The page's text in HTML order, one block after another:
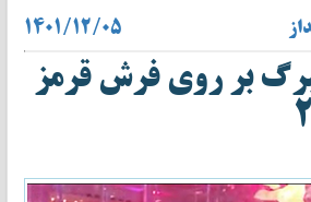
۱۴۰۱/۱۲/۰۵
بر روی فرش قرمز